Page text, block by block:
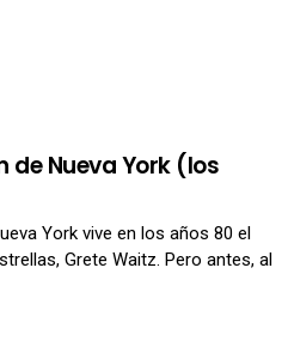
de Nueva York (los
York vive en los años 80 el
Grete Waitz. Pero antes, al